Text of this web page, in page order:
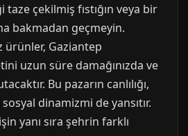
çekilmiş fıstığın veya bir
bakmadan geçmeyin.
ürünler, Gaziantep
uzun süre damağınızda ve
Bu pazarın canlılığı,
dinamizmi de yansıtır.
yanı sıra şehrin farklı